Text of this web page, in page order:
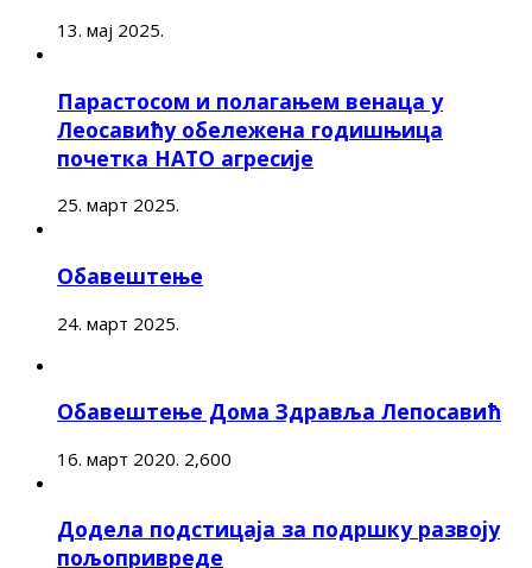
13. мај 2025.
Парастосом и полагањем венаца у
Леосавићу обележена годишњица
почетка НАТО агресије
25. март 2025.
Обавештење
24. март 2025.
Обавештење Дома Здравља Лепосавић
16. март 2020. 2,600
Додела подстицаја за подршку развоју
пољопривреде